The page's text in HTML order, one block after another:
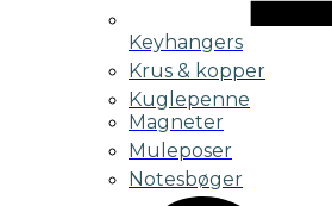
Keyhangers
Krus & kopper
Kuglepenne
Magneter
Muleposer
Notesbøger